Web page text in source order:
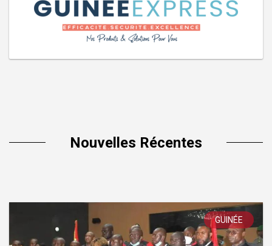
Nouvelles Récentes
GUINÉE